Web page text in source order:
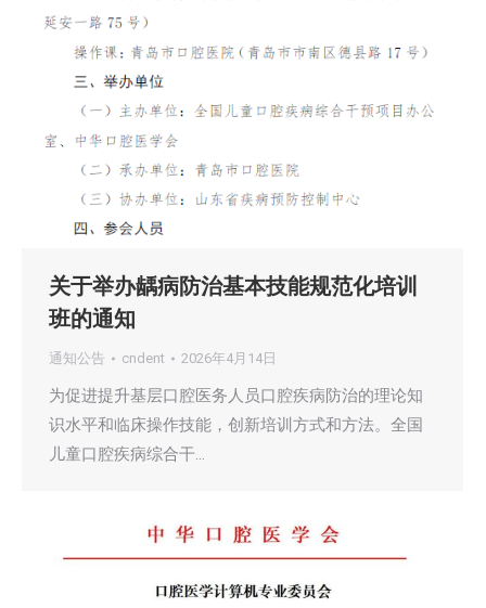
关于举办龋病防治基本技能规范化培训
班的通知
通知公告 cndent 2026年4月14日
为促进提升基层口腔医务人员口腔疾病防治的理论知
识水平和临床操作技能，创新培训方式和方法。全国
儿童口腔疾病综合干…